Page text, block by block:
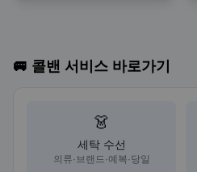
🚐 콜밴 서비스 바로가기
👗
세탁 수선
의류·브랜드·예복·당일